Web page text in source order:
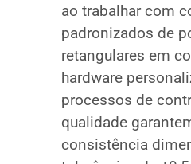
ao trabalhar com
padronizados de
retangulares em
hardware
processos de
qualidade
consistência